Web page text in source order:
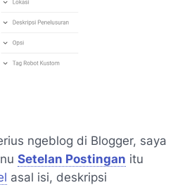
ngeblog di Blogger, saya
Setelan Postingan itu
asal isi, deskripsi